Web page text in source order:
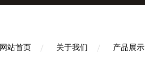
网站首页 关于我们 产品展示